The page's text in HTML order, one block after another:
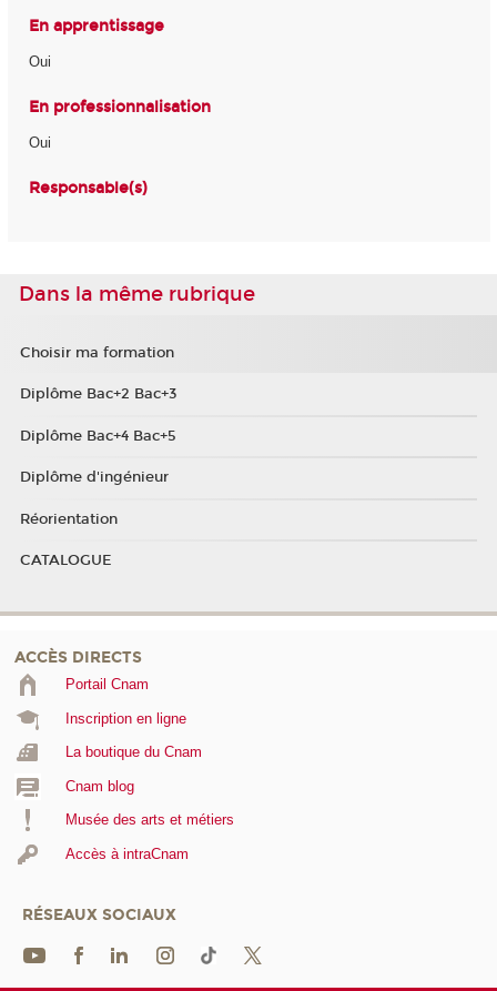
En apprentissage
Oui
En professionnalisation
Oui
Responsable(s)
Dans la même rubrique
Choisir ma formation
Diplôme Bac+2 Bac+3
Diplôme Bac+4 Bac+5
Diplôme d'ingénieur
Réorientation
CATALOGUE
ACCÈS DIRECTS
Portail Cnam
Inscription en ligne
La boutique du Cnam
Cnam blog
Musée des arts et métiers
Accès à intraCnam
RÉSEAUX SOCIAUX